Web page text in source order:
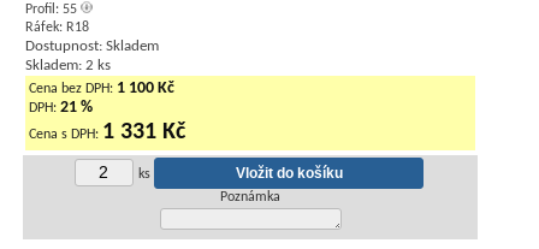
Profil: 55
Ráfek: R18
Dostupnost: Skladem
Skladem: 2 ks
Cena bez DPH: 1 100 Kč
DPH: 21 %
Cena s DPH: 1 331 Kč
ks
Poznámka